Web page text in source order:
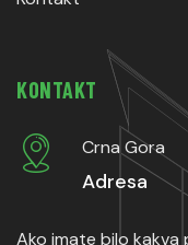
KONTAKT
Crna Gora
Adresa
Ako imate bilo